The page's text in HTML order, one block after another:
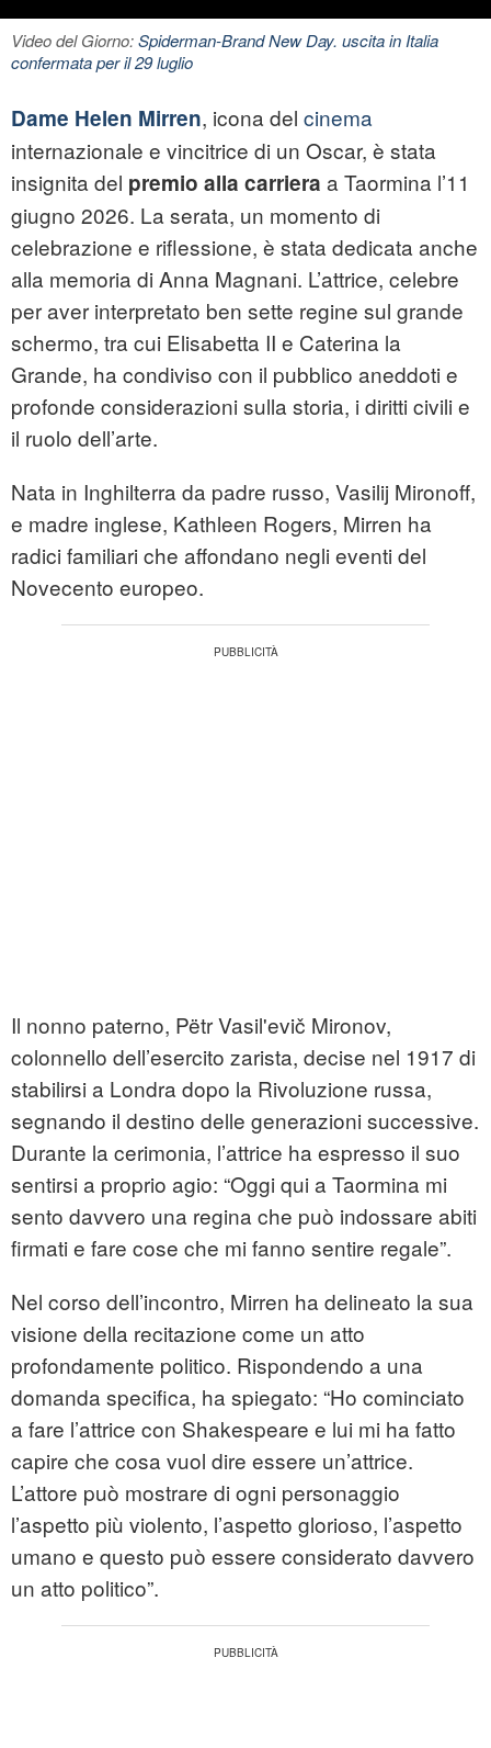
Video del Giorno:Spiderman-Brand New Day. uscita in Italia
confermata per il 29 luglio
Dame Helen Mirren, icona del cinema
internazionale e vincitrice di un Oscar, è stata
insignita del premio alla carriera a Taormina l’11
giugno 2026. La serata, un momento di
celebrazione e riflessione, è stata dedicata anche
alla memoria di Anna Magnani. L’attrice, celebre
per aver interpretato ben sette regine sul grande
schermo, tra cui Elisabetta II e Caterina la
Grande, ha condiviso con il pubblico aneddoti e
profonde considerazioni sulla storia, i diritti civili e
il ruolo dell’arte.
Nata in Inghilterra da padre russo, Vasilij Mironoff,
e madre inglese, Kathleen Rogers, Mirren ha
radici familiari che affondano negli eventi del
Novecento europeo.
Il nonno paterno, Pëtr Vasil'evič Mironov,
colonnello dell’esercito zarista, decise nel 1917 di
stabilirsi a Londra dopo la Rivoluzione russa,
segnando il destino delle generazioni successive.
Durante la cerimonia, l’attrice ha espresso il suo
sentirsi a proprio agio: “Oggi qui a Taormina mi
sento davvero una regina che può indossare abiti
firmati e fare cose che mi fanno sentire regale”.
Nel corso dell’incontro, Mirren ha delineato la sua
visione della recitazione come un atto
profondamente politico. Rispondendo a una
domanda specifica, ha spiegato: “Ho cominciato
a fare l’attrice con Shakespeare e lui mi ha fatto
capire che cosa vuol dire essere un’attrice.
L’attore può mostrare di ogni personaggio
l’aspetto più violento, l’aspetto glorioso, l’aspetto
umano e questo può essere considerato davvero
un atto politico”.